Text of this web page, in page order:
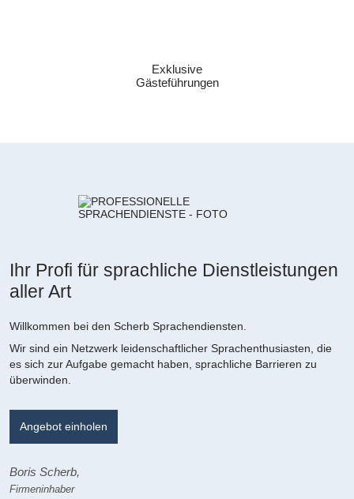
Exklusive
Gästeführungen
Ihr Profi für sprachliche Dienstleistungen
aller Art
Willkommen bei den Scherb Sprachendiensten.
Wir sind ein Netzwerk leidenschaftlicher Sprachenthusiasten, die
es sich zur Aufgabe gemacht haben, sprachliche Barrieren zu
überwinden.
Angebot einholen
Boris Scherb,
Firmeninhaber